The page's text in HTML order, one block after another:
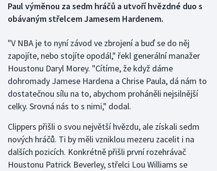
Dostihy
Florbal
Futsal
Golf
Gymnastika
Házená
Jezdectví
Paul výměnou za sedm hráčů a utvoří hvězdné duo s
obávaným střelcem Jamesem Hardenem.
"V NBA je to nyní závod ve zbrojení a buď se do něj
zapojíte, nebo stojíte opodál," řekl generální manažer
Houstonu Daryl Morey. "Cítíme, že když dáme
dohromady Jamese Hardena a Chrise Paula, dá nám to
dostatečnou sílu na to, abychom proháněli nejsilnější
celky. Srovná nás to s nimi," dodal.
Clippers přišli o svou největší hvězdu, ale získali sedm
nových hráčů. Ti by měli vzniklou mezeru zacelit i na
dalších pozicích. Konkrétně přišli první rozehrávač
Houstonu Patrick Beverley, střelci Lou Williams se